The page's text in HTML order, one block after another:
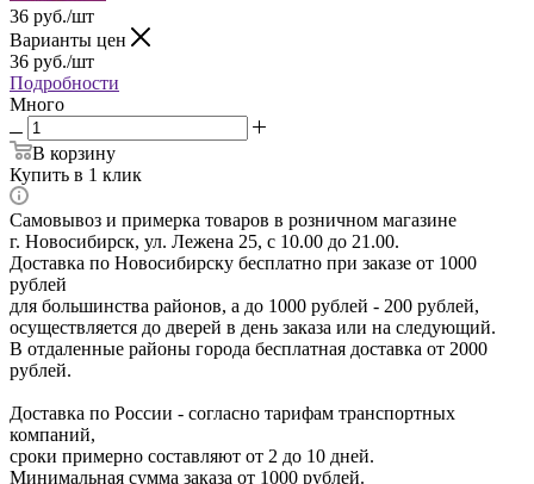
36 руб./шт
Варианты цен
36 руб./шт
Подробности
Много
В корзину
Купить в 1 клик
Самовывоз и примерка товаров в розничном магазине
г. Новосибирск, ул. Лежена 25, с 10.00 до 21.00.
Доставка по Новосибирску бесплатно при заказе от 1000
рублей
для большинства районов, а до 1000 рублей - 200 рублей,
осуществляется до дверей в день заказа или на следующий.
В отдаленные районы города бесплатная доставка от 2000
рублей.
Доставка по России - согласно тарифам транспортных
компаний,
сроки примерно составляют от 2 до 10 дней.
Минимальная сумма заказа от 1000 рублей.